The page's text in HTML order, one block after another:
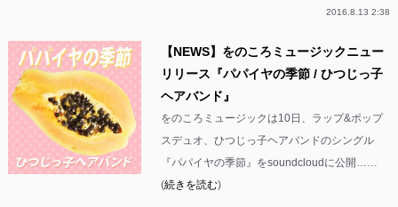
2016.8.13 2:38
【NEWS】をのころミュージックニュー
リリース『パパイヤの季節 / ひつじっ子
ヘアバンド』
をのころミュージックは10日、ラップ&ポップ
スデュオ、ひつじっ子ヘアバンドのシングル
『パパイヤの季節』をsoundcloudに公開……
(続きを読む)